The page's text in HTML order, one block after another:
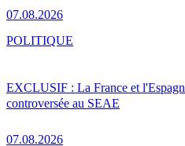
07.08.2026
EXCLUSIF : La France et
controversée au SEAE
07.08.2026
POLITIQUE